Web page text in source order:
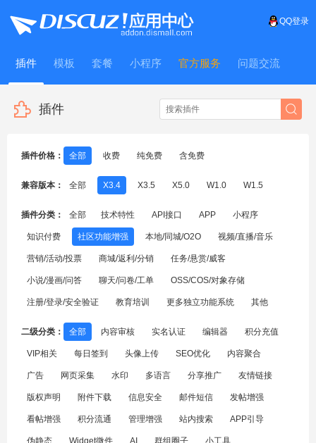
QQ登录
插件 模板 套餐 小程序 官方服务 问题交流
WitFrame
插件
插件价格： 全部 收费 纯免费 含免费
兼容版本： 全部 X3.4 X3.5 X5.0 W1.0 W1.5
插件分类： 全部 技术特性 API接口 APP 小程序
知识付费 社区功能增强 本地/同城/O2O 视频/直播/音乐
营销/活动/投票 商城/返利/分销 任务/悬赏/威客
小说/漫画/问答 聊天/问卷/工单 OSS/COS/对象存储
注册/登录/安全验证 教育培训 更多独立功能系统 其他
二级分类： 全部 内容审核 实名认证 编辑器 积分充值
VIP相关 每日签到 头像上传 SEO优化 内容聚合
广告 网页采集 水印 多语言 分享推广 友情链接
版权声明 附件下载 信息安全 邮件短信 发帖增强
看帖增强 积分流通 管理增强 站内搜索 APP引导
伪静态 Widget微件 AI 群组圈子 小工具